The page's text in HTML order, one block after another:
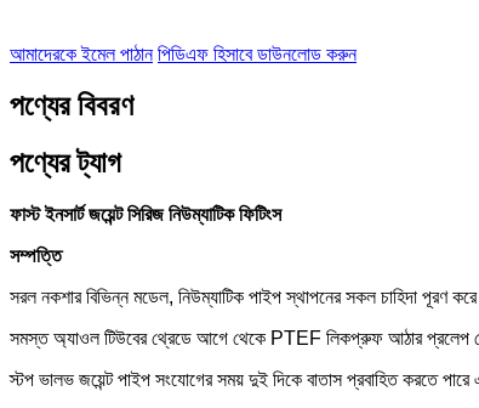
আমাদেরকে ইমেল পাঠান পিডিএফ হিসাবে ডাউনলোড করুন
পণ্যের বিবরণ
পণ্যের ট্যাগ
ফাস্ট ইনসার্ট জয়েন্ট সিরিজ নিউম্যাটিক ফিটিংস
সম্পত্তি
সরল নকশার বিভিন্ন মডেল, নিউম্যাটিক পাইপ স্থাপনের সকল চাহিদা পূরণ
সমস্ত অ্যাওল টিউবের থ্রেডে আগে থেকে PTEF লিকপ্রুফ আঠার প্রলেপ
স্টপ ভালভ জয়েন্ট পাইপ সংযোগের সময় দুই দিকে বাতাস প্রবাহিত করতে পারে